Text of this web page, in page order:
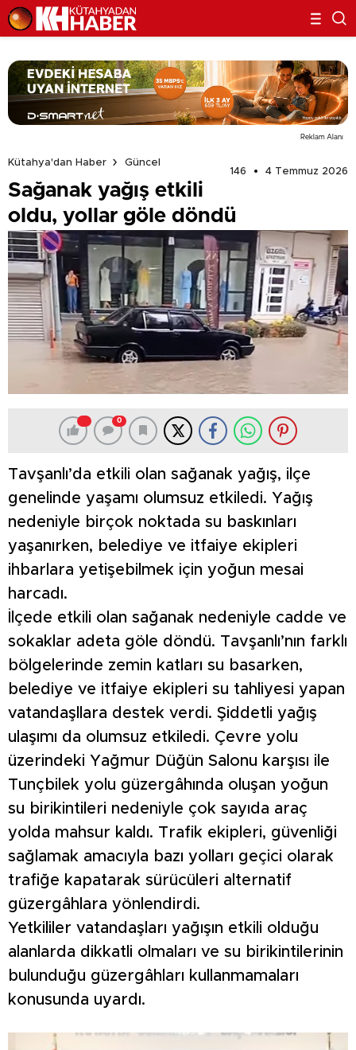
Reklam Alanı
Kütahya'dan Haber
Güncel
146
4 Temmuz 2026
Sağanak yağış etkili
oldu, yollar göle döndü
0
Tavşanlı’da etkili olan sağanak yağış, ilçe
genelinde yaşamı olumsuz etkiledi. Yağış
nedeniyle birçok noktada su baskınları
yaşanırken, belediye ve itfaiye ekipleri
ihbarlara yetişebilmek için yoğun mesai
harcadı.
İlçede etkili olan sağanak nedeniyle cadde ve
sokaklar adeta göle döndü. Tavşanlı’nın farklı
bölgelerinde zemin katları su basarken,
belediye ve itfaiye ekipleri su tahliyesi yapan
vatandaşllara destek verdi. Şiddetli yağış
ulaşımı da olumsuz etkiledi. Çevre yolu
üzerindeki Yağmur Düğün Salonu karşısı ile
Tunçbilek yolu güzergâhında oluşan yoğun
su birikintileri nedeniyle çok sayıda araç
yolda mahsur kaldı. Trafik ekipleri, güvenliği
sağlamak amacıyla bazı yolları geçici olarak
trafiğe kapatarak sürücüleri alternatif
güzergâhlara yönlendirdi.
Yetkililer vatandaşları yağışın etkili olduğu
alanlarda dikkatli olmaları ve su birikintilerinin
bulunduğu güzergâhları kullanmamaları
konusunda uyardı.